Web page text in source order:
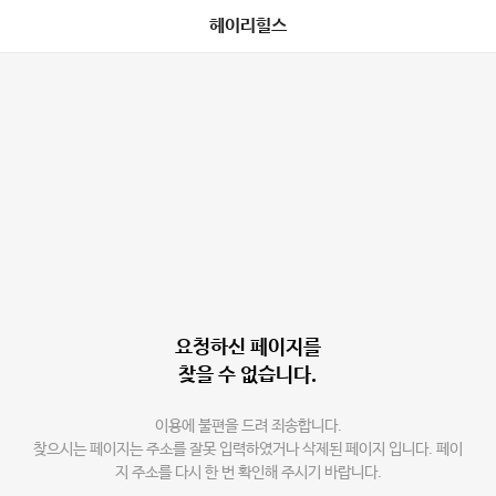
헤이리힐스
요청하신 페이지를
찾을 수 없습니다.
이용에 불편을 드려 죄송합니다.
찾으시는 페이지는 주소를 잘못 입력하였거나 삭제된 페이지 입니다. 페이
지 주소를 다시 한 번 확인해 주시기 바랍니다.